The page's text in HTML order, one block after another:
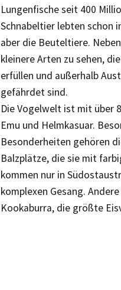
Lungenfische seit 400
Schnabeltier lebten schon
aber die Beuteltiere.
kleinere Arten zu sehen,
erfüllen und außerhalb
gefährdet sind.
Die Vogelwelt ist mit über
Emu und Helmkasuar.
Besonderheiten gehören
Balzplätze, die sie mit
kommen nur in
komplexen Gesang.
Kookaburra, die größte